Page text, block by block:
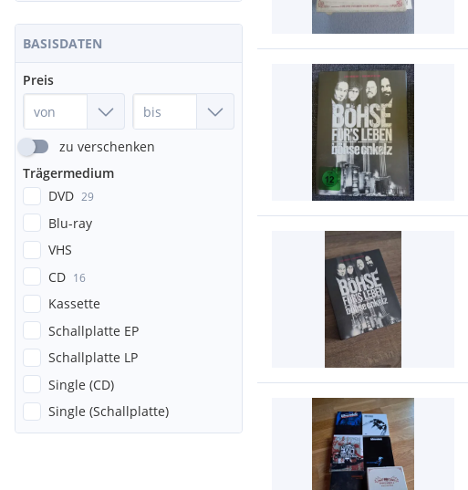
BASISDATEN
Preis
zu verschenken
Trägermedium
DVD 29
Blu-ray
VHS
CD 16
Kassette
Schallplatte EP
Schallplatte LP
Single (CD)
Single (Schallplatte)